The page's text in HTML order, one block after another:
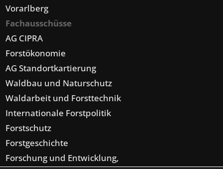
Vorarlberg
Fachausschüsse
AG CIPRA
Forstökonomie
AG Standortkartierung
Waldbau und Naturschutz
Waldarbeit und Forsttechnik
Internationale Forstpolitik
Forstschutz
Forstgeschichte
Forschung und Entwicklung,